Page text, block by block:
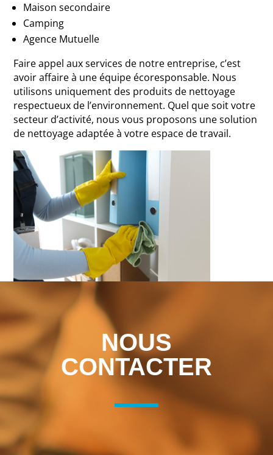
Maison secondaire
Camping
Agence Mutuelle
Faire appel aux services de notre entreprise, c’est
avoir affaire à une équipe écoresponsable. Nous
utilisons uniquement des produits de nettoyage
respectueux de l’environnement. Quel que soit votre
secteur d’activité, nous vous proposons une solution
de nettoyage adaptée à votre espace de travail.
NOUS
CONTACTER